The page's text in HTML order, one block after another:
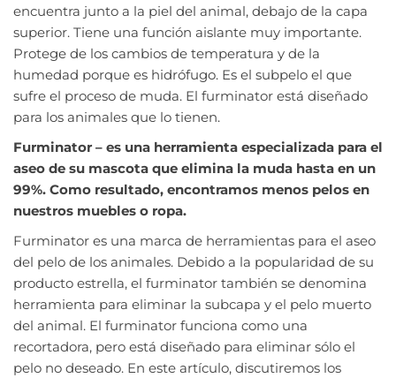
encuentra junto a la piel del animal, debajo de la capa
superior. Tiene una función aislante muy importante.
Protege de los cambios de temperatura y de la
humedad porque es hidrófugo. Es el subpelo el que
sufre el proceso de muda. El furminator está diseñado
para los animales que lo tienen.
Furminator – es una herramienta especializada para el
aseo de su mascota que elimina la muda hasta en un
99%. Como resultado, encontramos menos pelos en
nuestros muebles o ropa.
Furminator es una marca de herramientas para el aseo
del pelo de los animales. Debido a la popularidad de su
producto estrella, el furminator también se denomina
herramienta para eliminar la subcapa y el pelo muerto
del animal. El furminator funciona como una
recortadora, pero está diseñado para eliminar sólo el
pelo no deseado. En este artículo, discutiremos los